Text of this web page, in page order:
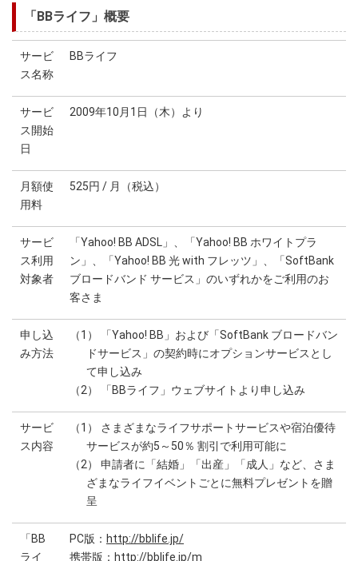
「BBライフ」概要
サービ
ス名称
BBライフ
サービ
ス開始
日
2009年10月1日（木）より
月額使
用料
525円 / 月（税込）
サービ
ス利用
対象者
「Yahoo! BB ADSL」、「Yahoo! BB ホワイトプラ
ン」、「Yahoo! BB 光 with フレッツ」、「SoftBank
ブロードバンド サービス」のいずれかをご利用のお
客さま
申し込
み方法
（1） 「Yahoo! BB」および「SoftBank ブロードバン
ドサービス」の契約時にオプションサービスとし
て申し込み
（2） 「BBライフ」ウェブサイトより申し込み
サービ
ス内容
（1） さまざまなライフサポートサービスや宿泊優待
サービスが約5～50％ 割引で利用可能に
（2） 申請者に「結婚」「出産」「成人」など、さま
ざまなライフイベントごとに無料プレゼントを贈
呈
「BB
ライ
PC版： http://bblife.jp/
携帯版： http://bblife.jp/m